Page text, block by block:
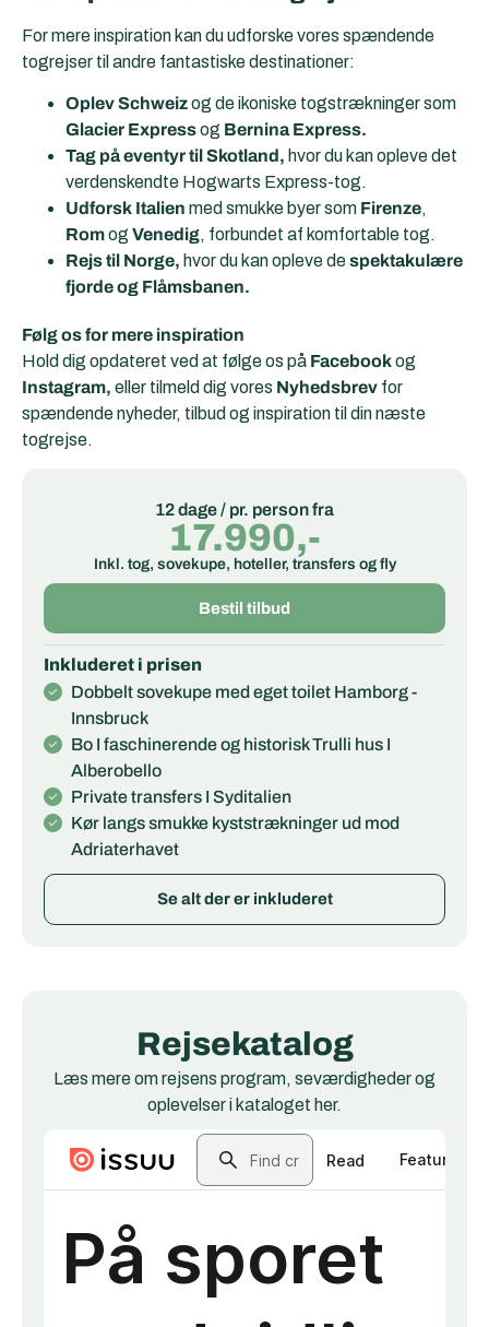
For mere inspiration kan du udforske vores spændende
togrejser til andre fantastiske destinationer:
Oplev Schweizog de ikoniske togstrækninger som
Glacier Expressog Bernina Express.
Tag på eventyr til Skotland, hvor du kan opleve det
verdenskendte Hogwarts Express-tog.
Udforsk Italien med smukke byer som Firenze,
Romog Venedig, forbundet af komfortable tog.
Rejs til Norge, hvor du kan opleve despektakulære
fjorde og Flåmsbanen.
Følg os for mere inspiration
Hold dig opdateret ved at følge os på Facebookog
Instagram, eller tilmeld dig vores Nyhedsbrev for
spændende nyheder, tilbud og inspiration til din næste
togrejse.
12 dage / pr. person fra
17.990,-
Inkl. tog, sovekupe, hoteller, transfers og fly
Bestil tilbud
Inkluderet i prisen
Dobbelt sovekupe med eget toilet Hamborg -
Innsbruck
Bo I faschinerende og historisk Trulli hus I
Alberobello
Private transfers I Syditalien
Kør langs smukke kyststrækninger ud mod
Adriaterhavet
Se alt der er inkluderet
Rejsekatalog
Læs mere om rejsens program, seværdigheder og
oplevelser i kataloget her.